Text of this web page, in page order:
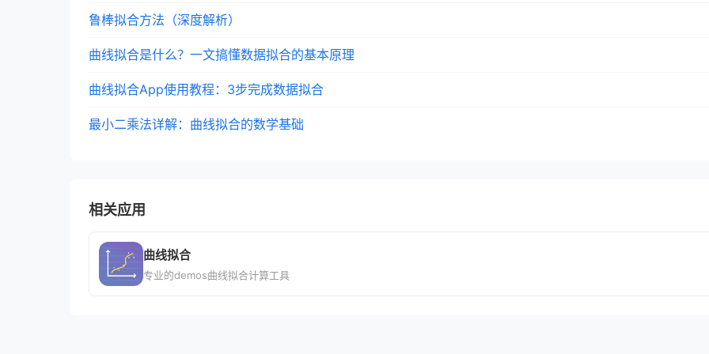
鲁棒拟合方法（深度解析）
曲线拟合是什么？一文搞懂数据拟合的基本原理
曲线拟合App使用教程：3步完成数据拟合
最小二乘法详解：曲线拟合的数学基础
相关应用
曲线拟合
专业的demos曲线拟合计算工具